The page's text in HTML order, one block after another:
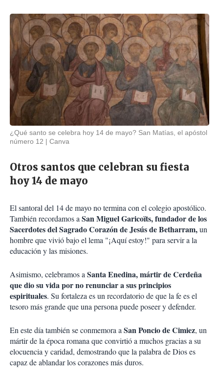
¿Qué santo se celebra hoy 14 de mayo? San Matías, el apóstol
número 12
Canva
Otros santos que celebran su fiesta
hoy 14 de mayo
El santoral del 14 de mayo no termina con el colegio apostólico.
También recordamos aSan Miguel Garicoïts, fundador de los
Sacerdotes del Sagrado Corazón de Jesús de Betharram,un
hombre que vivió bajo el lema "¡Aquí estoy!" para servir a la
educación y las misiones.
Asimismo, celebramos aSanta Enedina, mártir de Cerdeña
que dio su vida por no renunciar a sus principios
espirituales. Su fortaleza es un recordatorio de que la fe es el
tesoro más grande que una persona puede poseer y defender.
En este día también se conmemora aSan Poncio de Cimiez, un
mártir de la época romana que convirtió a muchos gracias a su
elocuencia y caridad, demostrando que la palabra de Dios es
capaz de ablandar los corazones más duros.